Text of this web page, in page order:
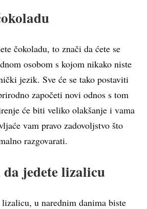
čokoladu, to znači da ćete se
osobom s kojom nikako niste
jezik. Sve će se tako postaviti
započeti novi odnos s tom
će biti veliko olakšanje i vama
vam pravo zadovoljstvo što
razgovarati.
jedete lizalicu
u narednim danima biste